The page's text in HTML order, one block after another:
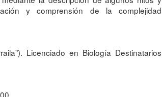
y comprensión de la complejidad
Licenciado en Biología Destinatarios